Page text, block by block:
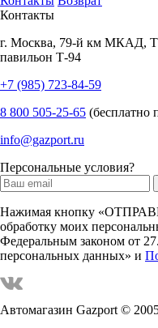
Контакты
г. Москва, 79-й км МКАД,
павильон Т-94
+7 (985) 723-84-59
8 800 505-25-65 (бесплатно
info@gazport.ru
Персональные условия?
Нажимая кнопку
обработку моих
Федеральным законом от
персональных данных» и
Автомагазин Gazport©